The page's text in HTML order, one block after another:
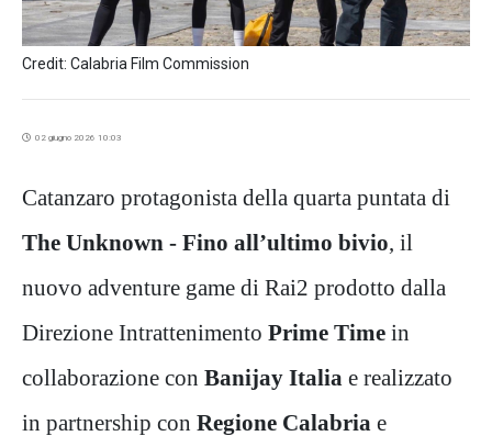
Credit: Calabria Film Commission
02 giugno 2026 10:03
Catanzaro protagonista della quarta puntata di
The Unknown - Fino all’ultimo bivio, il
nuovo adventure game di Rai2 prodotto dalla
Direzione Intrattenimento Prime Time in
collaborazione con Banijay Italia e realizzato
in partnership con Regione Calabria e